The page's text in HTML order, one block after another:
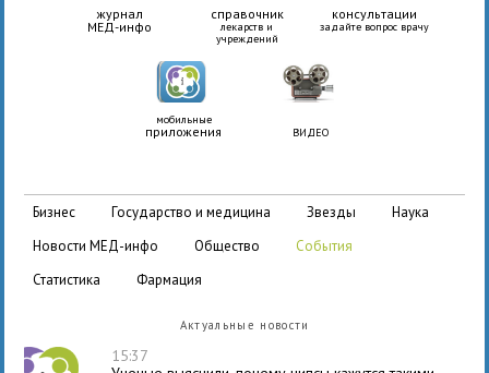
журнал
МЕД-инфо
справочник
лекарств и
учреждений
консультации
задайте вопрос врачу
мобильные
приложения ВИДЕО
бизнес государство и медицина звезды
наука
новости МЕД-инфо
общество
события
статистика
фармация
Актуальные новости
15:37